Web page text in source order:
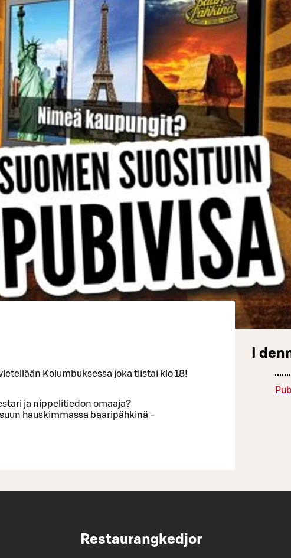
Kolumbuksessa joka tiistai klo 18!
ja nippelitiedon omaaja?
hauskimmassa baaripähkinä -
I
Restaurangkedjor